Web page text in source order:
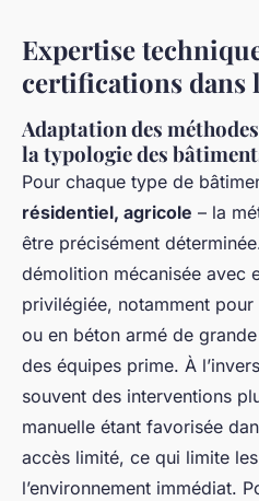
Expertise
certifications dans
Adaptation des
la typologie des
Pour chaque type de
résidentiel, agricole – la
être précisément
démolition mécanisée avec
privilégiée, notamment
ou en béton armé de
des équipes prime. À
souvent des interventions
manuelle étant favorisée
accès limité, ce qui limite
l’environnement immédiat.